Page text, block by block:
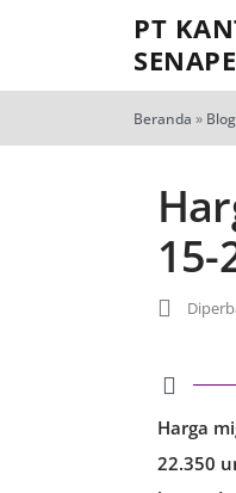
PT
Beranda » Blog
15-
Harga
22.350